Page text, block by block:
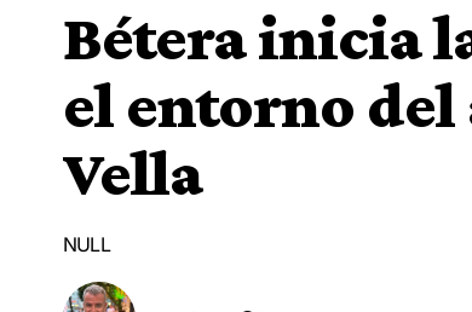
Bétera inicia
el entorno del
Vella
NULL